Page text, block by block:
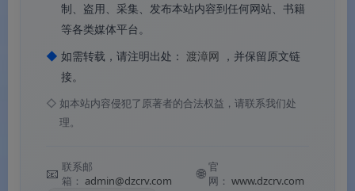
软件功能
软件功能
软件特色
软件特色
制、盗用、采集、发布本站内容到任何网站、书籍
等各类媒体平台。
◆ 如需转载，请注明出处： 渡漳网 ，并保留原文链
接。
◇ 如本站内容侵犯了原著者的合法权益，请联系我们处
理。
📧 联系邮
箱： admin@dzcrv.com 🌐官
网：www.dzcrv.com